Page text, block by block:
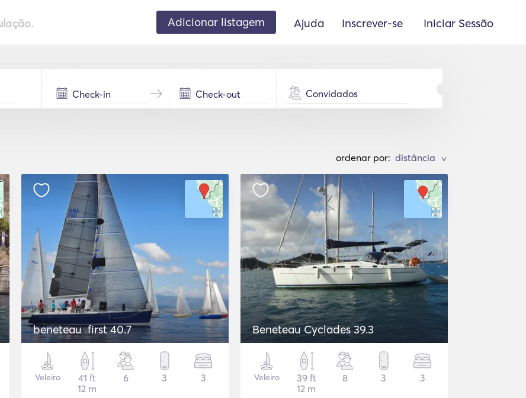
Adicionar listagem Ajuda Inscrever-se Iniciar Sessão
Convidados
ordenar por: >
beneteau first 40.7
Veleiro
41 ft
12 m
6 3 3
Beneteau Cyclades 39.3
Veleiro
39 ft
12 m
8 3 3